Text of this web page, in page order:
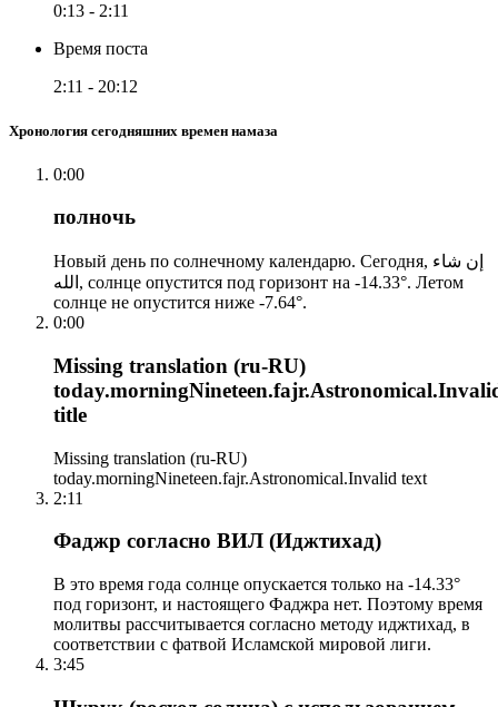
0:13 - 2:11
Время поста
2:11 - 20:12
Хронология сегодняшних времен намаза
0:00
полночь
Новый день по солнечному календарю. Сегодня, إن شاء
الله, солнце опустится под горизонт на -14.33°. Летом
солнце не опустится ниже -7.64°.
0:00
Missing translation (ru-RU)
title
Missing translation (ru-RU)
today.morningNineteen.fajr.Astronomical.Invalid text
2:11
Фаджр согласно ВИЛ (Иджтихад)
В это время года солнце опускается только на -14.33°
под горизонт, и настоящего Фаджра нет. Поэтому время
молитвы рассчитывается согласно методу иджтихад, в
соответствии с фатвой Исламской мировой лиги.
3:45